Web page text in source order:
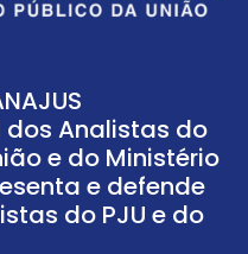
Analistas do
e do Ministério
e defende
do PJU e do